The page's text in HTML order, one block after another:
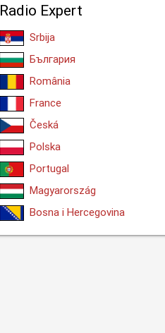
Radio Expert
Srbija
България
România
France
Česká
Polska
Portugal
Magyarország
Bosna i Hercegovina